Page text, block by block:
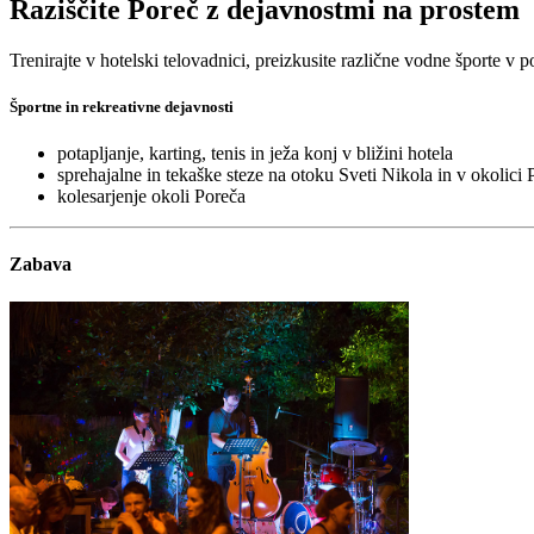
Raziščite Poreč z dejavnostmi na prostem
Trenirajte v hotelski telovadnici, preizkusite različne vodne športe v
Športne in rekreativne dejavnosti
potapljanje, karting, tenis in ježa konj v bližini hotela
sprehajalne in tekaške steze na otoku Sveti Nikola in v okolici
kolesarjenje okoli Poreča
Zabava